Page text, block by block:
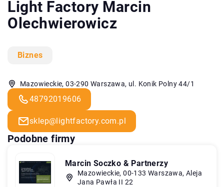
Light Factory Marcin
Olechwierowicz
Biznes
Mazowieckie, 03-290 Warszawa, ul. Konik Polny 44/1
48792019606
sklep@lightfactory.com.pl
Podobne firmy
Marcin Soczko & Partnerzy
Mazowieckie, 00-133 Warszawa, Aleja
Jana Pawła II 22